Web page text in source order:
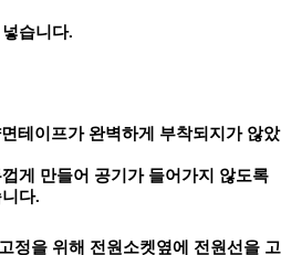
습니다.
테이프가 완벽하게 부착되지가 않았
게 만들어 공기가 들어가지 않도록
다.
정을 위해 전원소켓옆에 전원선을 고